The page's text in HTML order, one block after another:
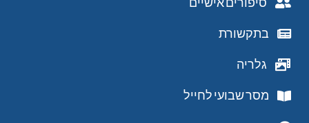
בתקשורת
גלריה
מסר שבועי לחייל